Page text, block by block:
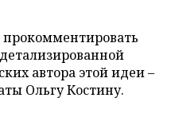
автора этой идеи –
Ольгу Костину.